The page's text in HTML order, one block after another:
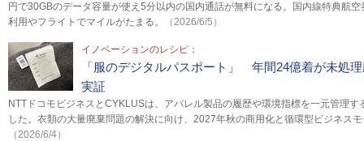
円で30GBのデータ容量が使え5分以内の国内通話が無料になる。国内線特典航
利用やフライトでマイルがたまる。
（2026/6/5）
イノベーションのレシピ：
「服のデジタルパスポート」 年間24億着が未処
実証
NTTドコモビジネスとCYKLUSは、アパレル製品の履歴や環境指標を一元管理
した。衣類の大量廃棄問題の解決に向け、2027年秋の商用化と循環型ビジネス
（2026/6/4）